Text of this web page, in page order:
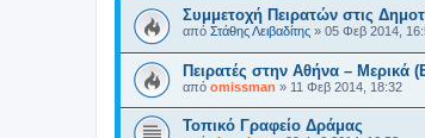
Συμμετοχή Πειρατών στις
από Στάθης Λειβαδίτης » 05 Φεβ 2014,
Πειρατές στην Αθήνα – Μερικά
από omissman » 11 Φεβ 2014, 18:32
Τοπικό Γραφείο Δράμας